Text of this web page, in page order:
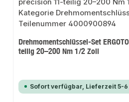
Drehmomentschlüssel-Set
teilig 20–200 Nm 1/2 Zoll
Sofort verfügbar, Lieferzeit 5-6